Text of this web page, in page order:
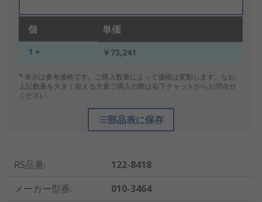
個 単価
1 + ￥73,241
* 表示は参考価格です。ご購入数量によって価格は変動します。なお、
上記数量を大きく超える大量ご購入の際は右下チャットからお問合せ
ください。
部品表に保存
RS品番:
122-8418
メーカー型番:
010-3464